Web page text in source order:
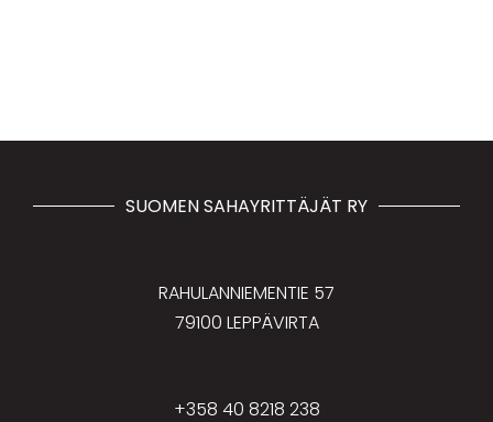
SUOMEN SAHAYRITTÄJÄT RY
RAHULANNIEMENTIE 57
79100 LEPPÄVIRTA
+358 40 8218 238